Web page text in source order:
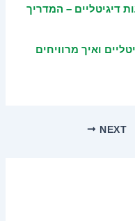
דיגיטליים – המדריך
ואיך מרוויחים
NEXT